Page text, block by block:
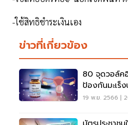
-ใช้สิทธิชำระเงินเอง
ข่าวที่เกี่ยวข้อง
80 จุดวอล์ค
ป้องกันมะเ
19 พ.ย. 2566 |